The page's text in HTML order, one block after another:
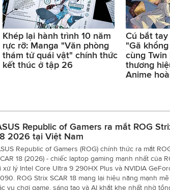
Khép lại hành trình 10 năm
rực rỡ: Manga "Văn phòng
thám tử quái vật" chính thức
kết thúc ở tập 26
Cú bắt
"Gã
cùng Twin
thương
Anime
Republic of Gamers ra mắt ROG
2026 tại Việt Nam
Republic of Gamers (ROG) chính thức ra mắt
18 (2026) - chiếc laptop gaming mạnh nhất của
xử lý Intel Core Ultra 9 290HX Plus và NVIDIA
ROG Strix SCAR 18 mang lại hiệu năng mạnh
vụ chơi game, sáng tạo và AI khắt khe nhất nhờ